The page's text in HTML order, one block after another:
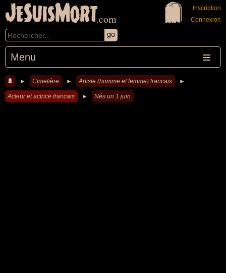
JeSuisMort.com
Menu
Inscription
Connexion
► Cimetière ► Artiste (homme et femme) francais ►
Acteur et actrice francais ► Nés un 1 juin